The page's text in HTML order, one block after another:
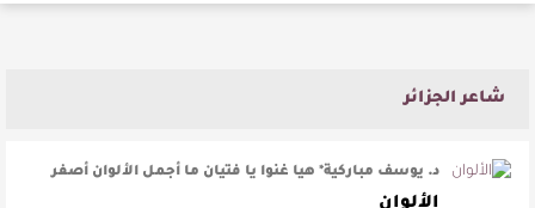
شاعر الجزائر
د. يوسف مباركية* هيا غنوا يا فتيان ما أجمل الألوان أصفر
لون الموز أحمر لون الرما …